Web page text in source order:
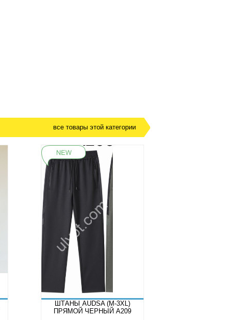
все товары этой категории
ШТАНЫ AUDSA (M-3XL)
ПРЯМОЙ ЧЕРНЫЙ A209